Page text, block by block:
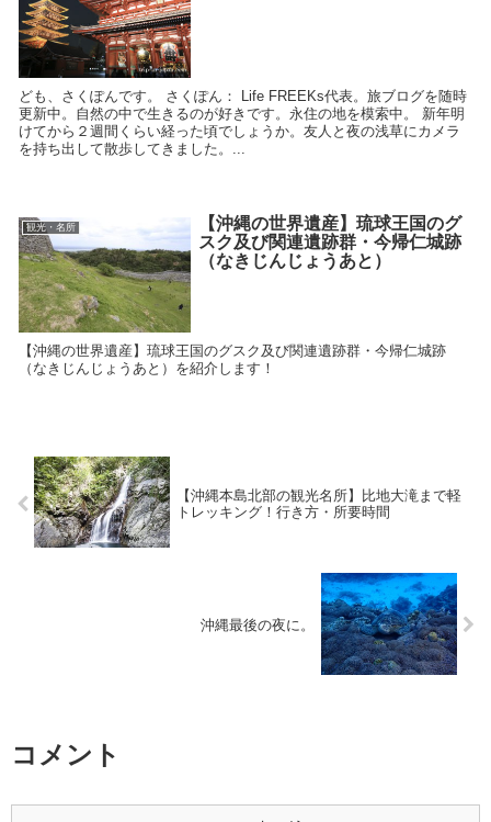
ども、さくぽんです。 さくぽん： Life FREEKs代表。旅ブログを随時
更新中。自然の中で生きるのが好きです。永住の地を模索中。 新年明
けてから２週間くらい経った頃でしょうか。友人と夜の浅草にカメラ
を持ち出して散歩してきました。...
観光・名所
【沖縄の世界遺産】琉球王国のグ
スク及び関連遺跡群・今帰仁城跡
（なきじんじょうあと）
【沖縄の世界遺産】琉球王国のグスク及び関連遺跡群・今帰仁城跡
（なきじんじょうあと）を紹介します！
【沖縄本島北部の観光名所】比地大滝まで軽
トレッキング！行き方・所要時間
沖縄最後の夜に。
コメント